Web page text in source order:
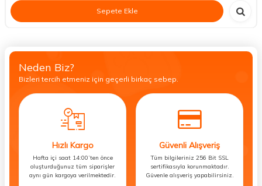
Sepete Ekle
Neden Biz?
Bizleri tercih etmeniz için geçerli birkaç sebep.
Hızlı Kargo
Hafta içi saat 14:00’ten önce
oluşturduğunuz tüm siparişler
aynı gün kargoya verilmektedir.
Güvenli Alışveriş
Tüm bilgileriniz 256 Bit SSL
sertifikasıyla korunmaktadır.
Güvenle alışveriş yapabilirsiniz.